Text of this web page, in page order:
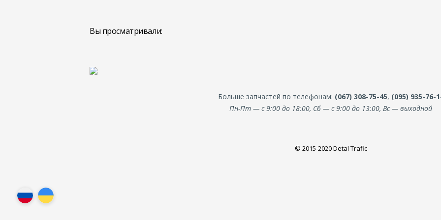
Вы просматривали:
Больше запчастей по телефонам: (067) 308-75-45, (095) 935-76-
Пн-Пт — с 9:00 до 18:00, Сб — с 9:00 до 13:00, Вс — выходной
© 2015-2020 Detal Trafic